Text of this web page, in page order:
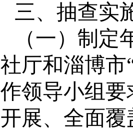
三、抽查实
（一）制定
社厅和淄博市
作领导小组
开展、全面